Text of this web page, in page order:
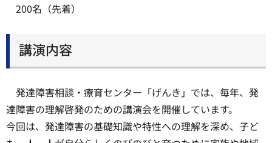
200名（先着）
講演内容
発達障害相談・療育センター「げんき」では、毎年、発
達障害の理解啓発のための講演会を開催しています。
今回は、発達障害の基礎知識や特性への理解を深め、子ど